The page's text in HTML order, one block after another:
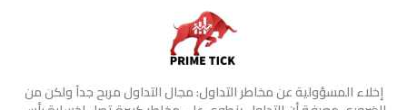
إخلاء المسؤولية عن مخاطر التداول: مجال التداول مربح جدآ ولكن من